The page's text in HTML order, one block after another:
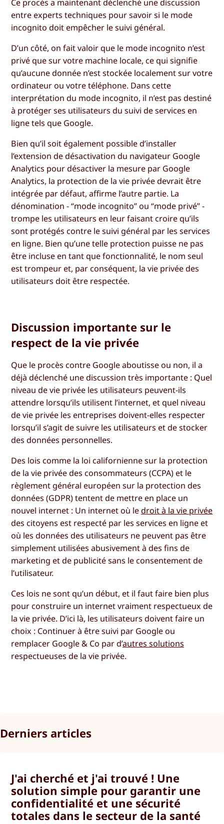
Ce procès a maintenant déclenché une discussion
entre experts techniques pour savoir si le mode
incognito doit empêcher le suivi général.
D’un côté, on fait valoir que le mode incognito n’est
privé que sur votre machine locale, ce qui signifie
qu’aucune donnée n’est stockée localement sur votre
ordinateur ou votre téléphone. Dans cette
interprétation du mode incognito, il n’est pas destiné
à protéger ses utilisateurs du suivi de services en
ligne tels que Google.
Bien qu’il soit également possible d’installer
l’extension de désactivation du navigateur Google
Analytics pour désactiver la mesure par Google
Analytics, la protection de la vie privée devrait être
intégrée par défaut, affirme l’autre partie. La
dénomination - “mode incognito” ou “mode privé” -
trompe les utilisateurs en leur faisant croire qu’ils
sont protégés contre le suivi général par les services
en ligne. Bien qu’une telle protection puisse ne pas
être incluse en tant que fonctionnalité, le nom seul
est trompeur et, par conséquent, la vie privée des
utilisateurs doit être respectée.
Discussion importante sur le
respect de la vie privée
Que le procès contre Google aboutisse ou non, il a
déjà déclenché une discussion très importante : Quel
niveau de vie privée les utilisateurs peuvent-ils
attendre lorsqu’ils utilisent l’internet, et quel niveau
de vie privée les entreprises doivent-elles respecter
lorsqu’il s’agit de suivre les utilisateurs et de stocker
des données personnelles.
Des lois comme la loi californienne sur la protection
de la vie privée des consommateurs (CCPA) et le
règlement général européen sur la protection des
données (GDPR) tentent de mettre en place un
nouvel internet : Un internet où ledroit à la vie privée
des citoyens est respecté par les services en ligne et
où les données des utilisateurs ne peuvent pas être
simplement utilisées abusivement à des fins de
marketing et de publicité sans le consentement de
l’utilisateur.
Ces lois ne sont qu’un début, et il faut faire bien plus
pour construire un internet vraiment respectueux de
la vie privée. D’ici là, les utilisateurs doivent faire un
choix : Continuer à être suivi par Google ou
remplacer Google & Co par d’autres solutions
respectueuses de la vie privée.
Derniers articles
J'ai cherché et j'ai trouvé ! Une
solution simple pour garantir une
confidentialité et une sécurité
totales dans le secteur de la santé